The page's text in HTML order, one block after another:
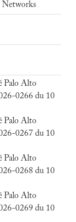
Networks
Palo Alto
0266 du 10
Palo Alto
0267 du 10
Palo Alto
0268 du 10
Palo Alto
0269 du 10